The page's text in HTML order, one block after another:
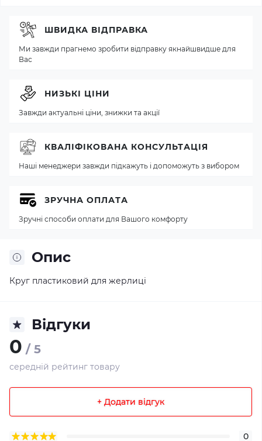
Опис
Круг пластиковий для жерлиці
Відгуки
0 / 5
середній рейтинг товару
+ Додати відгук
0
ШВИДКА ВІДПРАВКА
Ми завжди прагнемо зробити відправку якнайшвидше для
Вас
НИЗЬКІ ЦІНИ
Завжди актуальні ціни, знижки та акції
КВАЛІФІКОВАНА КОНСУЛЬТАЦІЯ
Наші менеджери завжди підкажуть і допоможуть з вибором
ЗРУЧНА ОПЛАТА
Зручні способи оплати для Вашого комфорту